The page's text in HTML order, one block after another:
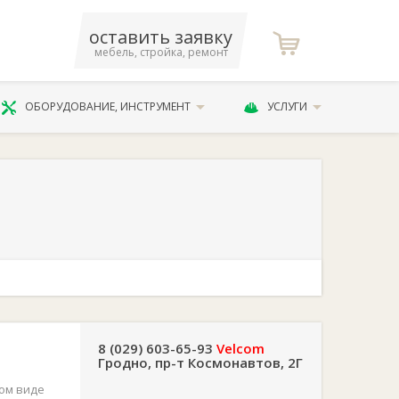
оставить заявку
мебель, стройка, ремонт
ОБОРУДОВАНИЕ, ИНСТРУМЕНТ УСЛУГИ
виде
8 (029) 603-65-93 Velcom
Гродно, пр-т Космонавтов, 2Г